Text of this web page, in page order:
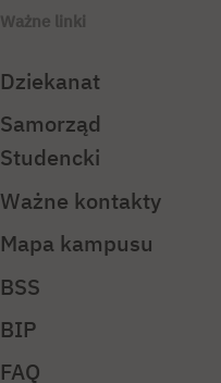
Ważne linki
Dziekanat
Samorząd
Studencki
Ważne kontakty
Mapa kampusu
BSS
BIP
FAQ